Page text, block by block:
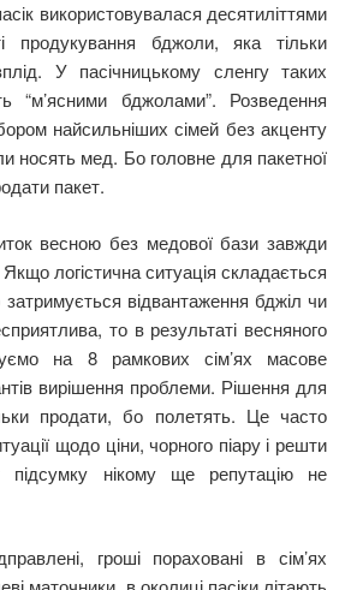
використовувалася десятиліттями
бджоли, яка тільки
У пасічницькому сленгу таких
“м’ясними бджолами”. Розведення
найсильніших сімей без акценту
носять мед. Бо головне для пакетної
пакет.
весною без медової бази завжди
логістична ситуація складається
відвантаження бджіл чи
то в результаті весняного
на 8 рамкових сім’ях масове
вирішення проблеми. Рішення для
продати, бо полетять. Це часто
щодо ціни, чорного піару і решти
підсумку нікому ще репутацію не
гроші пораховані в сім’ях